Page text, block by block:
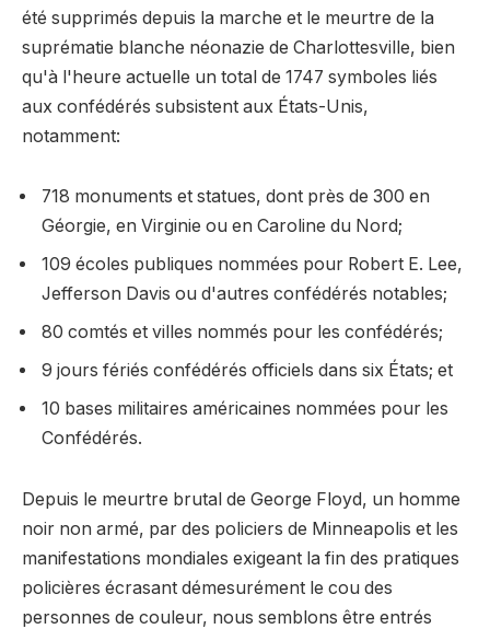
été supprimés depuis la marche et le meurtre de la
suprématie blanche néonazie de Charlottesville, bien
qu'à l'heure actuelle un total de 1747 symboles liés
aux confédérés subsistent aux États-Unis,
notamment:
718 monuments et statues, dont près de 300 en
Géorgie, en Virginie ou en Caroline du Nord;
109 écoles publiques nommées pour Robert E. Lee,
Jefferson Davis ou d'autres confédérés notables;
80 comtés et villes nommés pour les confédérés;
9 jours fériés confédérés officiels dans six États; et
10 bases militaires américaines nommées pour les
Confédérés.
Depuis le meurtre brutal de George Floyd, un homme
noir non armé, par des policiers de Minneapolis et les
manifestations mondiales exigeant la fin des pratiques
policières écrasant démesurément le cou des
personnes de couleur, nous semblons être entrés